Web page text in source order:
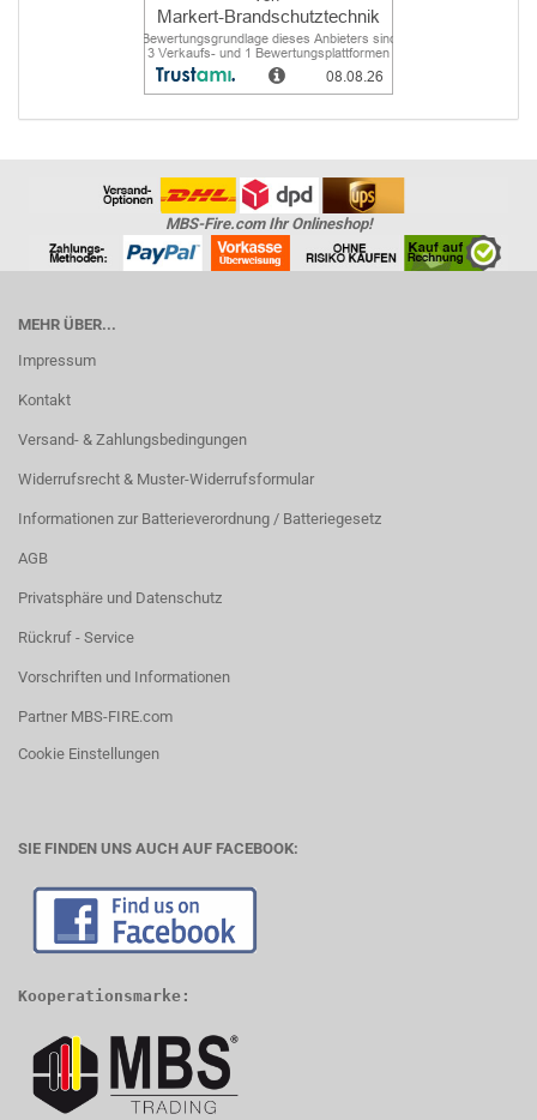
MBS-Fire.com Ihr Onlineshop!
MEHR ÜBER...
Impressum
Kontakt
Versand- & Zahlungsbedingungen
Widerrufsrecht & Muster-Widerrufsformular
Informationen zur Batterieverordnung / Batteriegesetz
AGB
Privatsphäre und Datenschutz
Rückruf - Service
Vorschriften und Informationen
Partner MBS-FIRE.com
Cookie Einstellungen
SIE FINDEN UNS AUCH AUF FACEBOOK:
Kooperationsmarke: